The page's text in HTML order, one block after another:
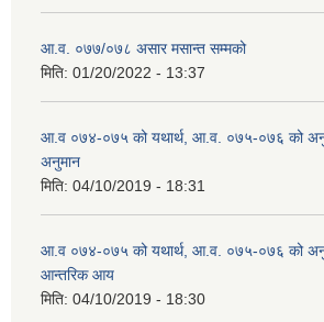
आ.व. ०७७/०७८ असार मसान्त सम्मको
मिति: 01/20/2022 - 13:37
आ.व ०७४-०७५ को यथार्थ, आ.व. ०७५-०७६ को
अनुमान
मिति: 04/10/2019 - 18:31
आ.व ०७४-०७५ को यथार्थ, आ.व. ०७५-०७६ को
आन्तरिक आय
मिति: 04/10/2019 - 18:30